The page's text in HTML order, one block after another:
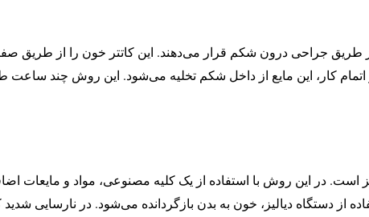
طریق جراحی درون شکم قرار می‌دهند. این کاتتر خون را از طریق
این مایع از داخل شکم تخلیه می‌شود. این روش چند ساعت طول کشیده و ۴ تا ۶ بار در روز
در این روش با استفاده از یک کلیه مصنوعی، مواد و مایعات
دستگاه دیالیز، خون به بدن بازگردانده می‌شود. در نارسایی